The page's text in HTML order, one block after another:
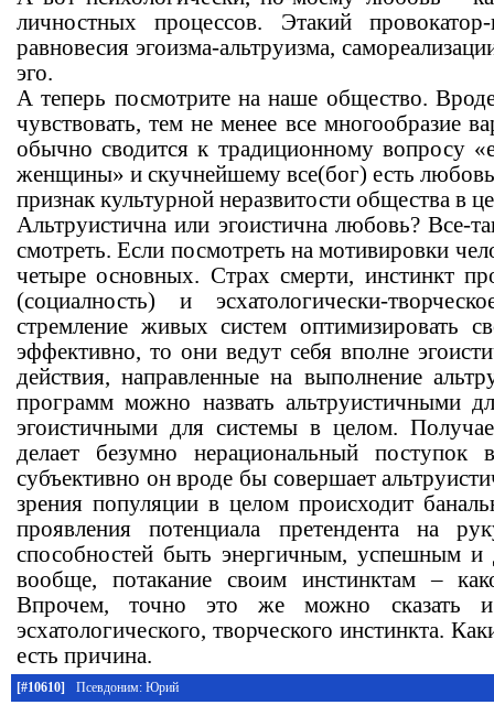
личностных процессов. Этакий
равновесия эгоизма-альтруизма,
эго.
А теперь посмотрите на наше общество.
чувствовать, тем не менее все многообразие
обычно сводится к традиционному вопросу
женщины» и скучнейшему все(бог) есть
признак культурной неразвитости общества в
Альтруистична или эгоистична любовь? Все-
смотреть. Если посмотреть на мотивировки
четыре основных. Страх смерти, инстинкт
(социалность) и эсхатологически-
стремление живых систем оптимизировать
эффективно, то они ведут себя вполне
действия, направленные на выполнение
программ можно назвать альтруистичными
эгоистичными для системы в целом.
делает безумно нерациональный
субъективно он вроде бы совершает
зрения популяции в целом происходит
проявления потенциала претендента на
способностей быть энергичным, успешным
вообще, потакание своим инстинктам –
Впрочем, точно это же можно сказать и
эсхатологического, творческого инстинкта.
есть причина.
[#10610] Псевдоним: Юрий